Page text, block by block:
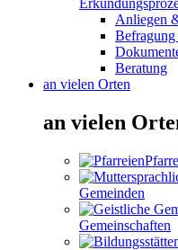
Anliegen
Befragung
Beratung
an vielen Orten
an vielen
Gemeinden
Gemeinschaften